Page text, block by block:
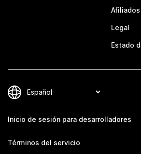
Afiliados
Legal
Estado
Inicio de sesión para desarrolladores
Términos del servicio